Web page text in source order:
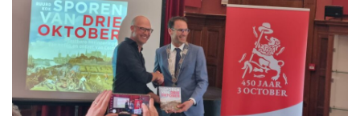
19.00 - 22.00 uur
Vorig uur
uur 1 van 0 Volgend uur
Inklappen